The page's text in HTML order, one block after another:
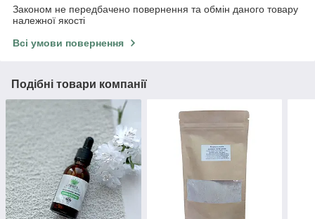
Законом не передбачено повернення та обмін даного товару
належної якості
Всі умови повернення
Подібні товари компанії